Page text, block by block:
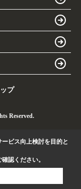
プ
Reserved.
ビス向上検討を目的と
確認ください。